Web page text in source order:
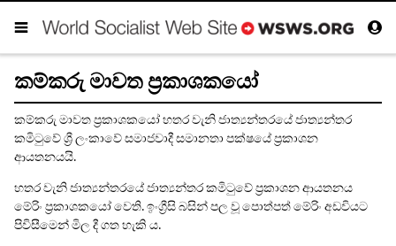
කම්කරු මාවත ප්‍රකාශකයෝ
කම්කරු මාවත ප්‍රකාශකයෝ හතර වැනි ජාත්‍යන්තරයේ ජාත්‍යන්තර
කමිටුවේ ශ්‍රී ලංකාවේ සමාජවාදී සමානතා පක්ෂයේ ප්‍රකාශන
ආයතනයයි.
හතර වැනි ජාත්‍යන්තරයේ ජාත්‍යන්තර කමිටුවේ ප්‍රකාශන ආයතනය
මේරිං ප්‍රකාශකයෝ වෙති. ඉංග්‍රීසි බසින් පල වූ පොත්පත් මේරිං අඩවියට
පිවිසීමෙන්මිල දී ගත හැකි ය.